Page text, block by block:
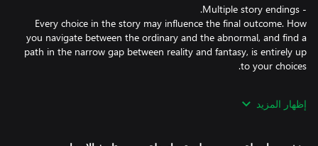
Every choice in the story may influence the final outcome. How
you navigate between the ordinary and the abnormal, and find a
path in the narrow gap between reality and fantasy, is entirely up
comparable to a full-length novel.
إظهار المزيد